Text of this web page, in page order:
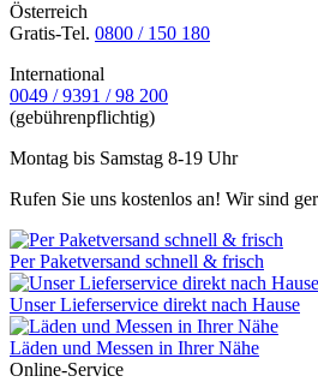
Österreich
Gratis-Tel. 0800 / 150 180
International
0049 / 9391 / 98 200
(gebührenpflichtig)
Montag bis Samstag 8-19 Uhr
Rufen Sie uns kostenlos an! Wir sind
Per Paketversand schnell & frisch
Unser Lieferservice direkt nach Hause
Läden und Messen in Ihrer Nähe
Online-Service